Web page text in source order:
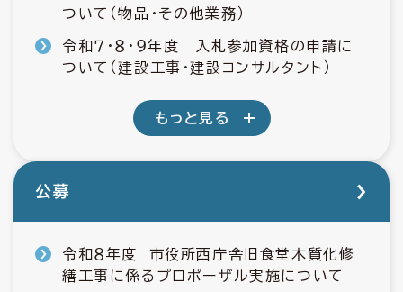
ついて（物品・その他業務）
令和７・８・９年度 入札参加資格の申請に
ついて（建設工事・建設コンサルタント）
公募
令和８年度 市役所西庁舎旧食堂木質化修
繕工事に係るプロポーザル実施について